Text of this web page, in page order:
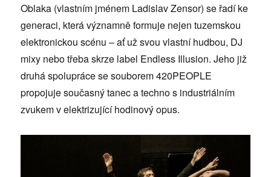
Oblaka (vlastním jménem Ladislav Zensor) se řadí ke
generaci, která významně formuje nejen tuzemskou
elektronickou scénu – ať už svou vlastní hudbou, DJ
mixy nebo třeba skrze label Endless Illusion. Jeho již
druhá spolupráce se souborem 420PEOPLE
propojuje současný tanec a techno s industriálním
zvukem v elektrizující hodinový opus.